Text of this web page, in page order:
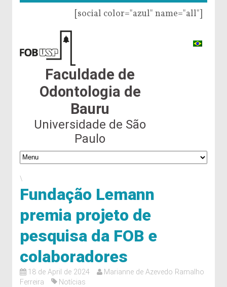
[social color="azul" name="all"]
Faculdade de
Odontologia de
Bauru
Universidade de São
Paulo
\
Fundação Lemann
premia projeto de
pesquisa da FOB e
colaboradores
18 de April de 2024
Marianne de Azevedo Ramalho
Ferreira
Notícias